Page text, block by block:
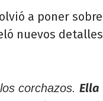
a poner sobre
nuevos detalles
corchazos. Ella